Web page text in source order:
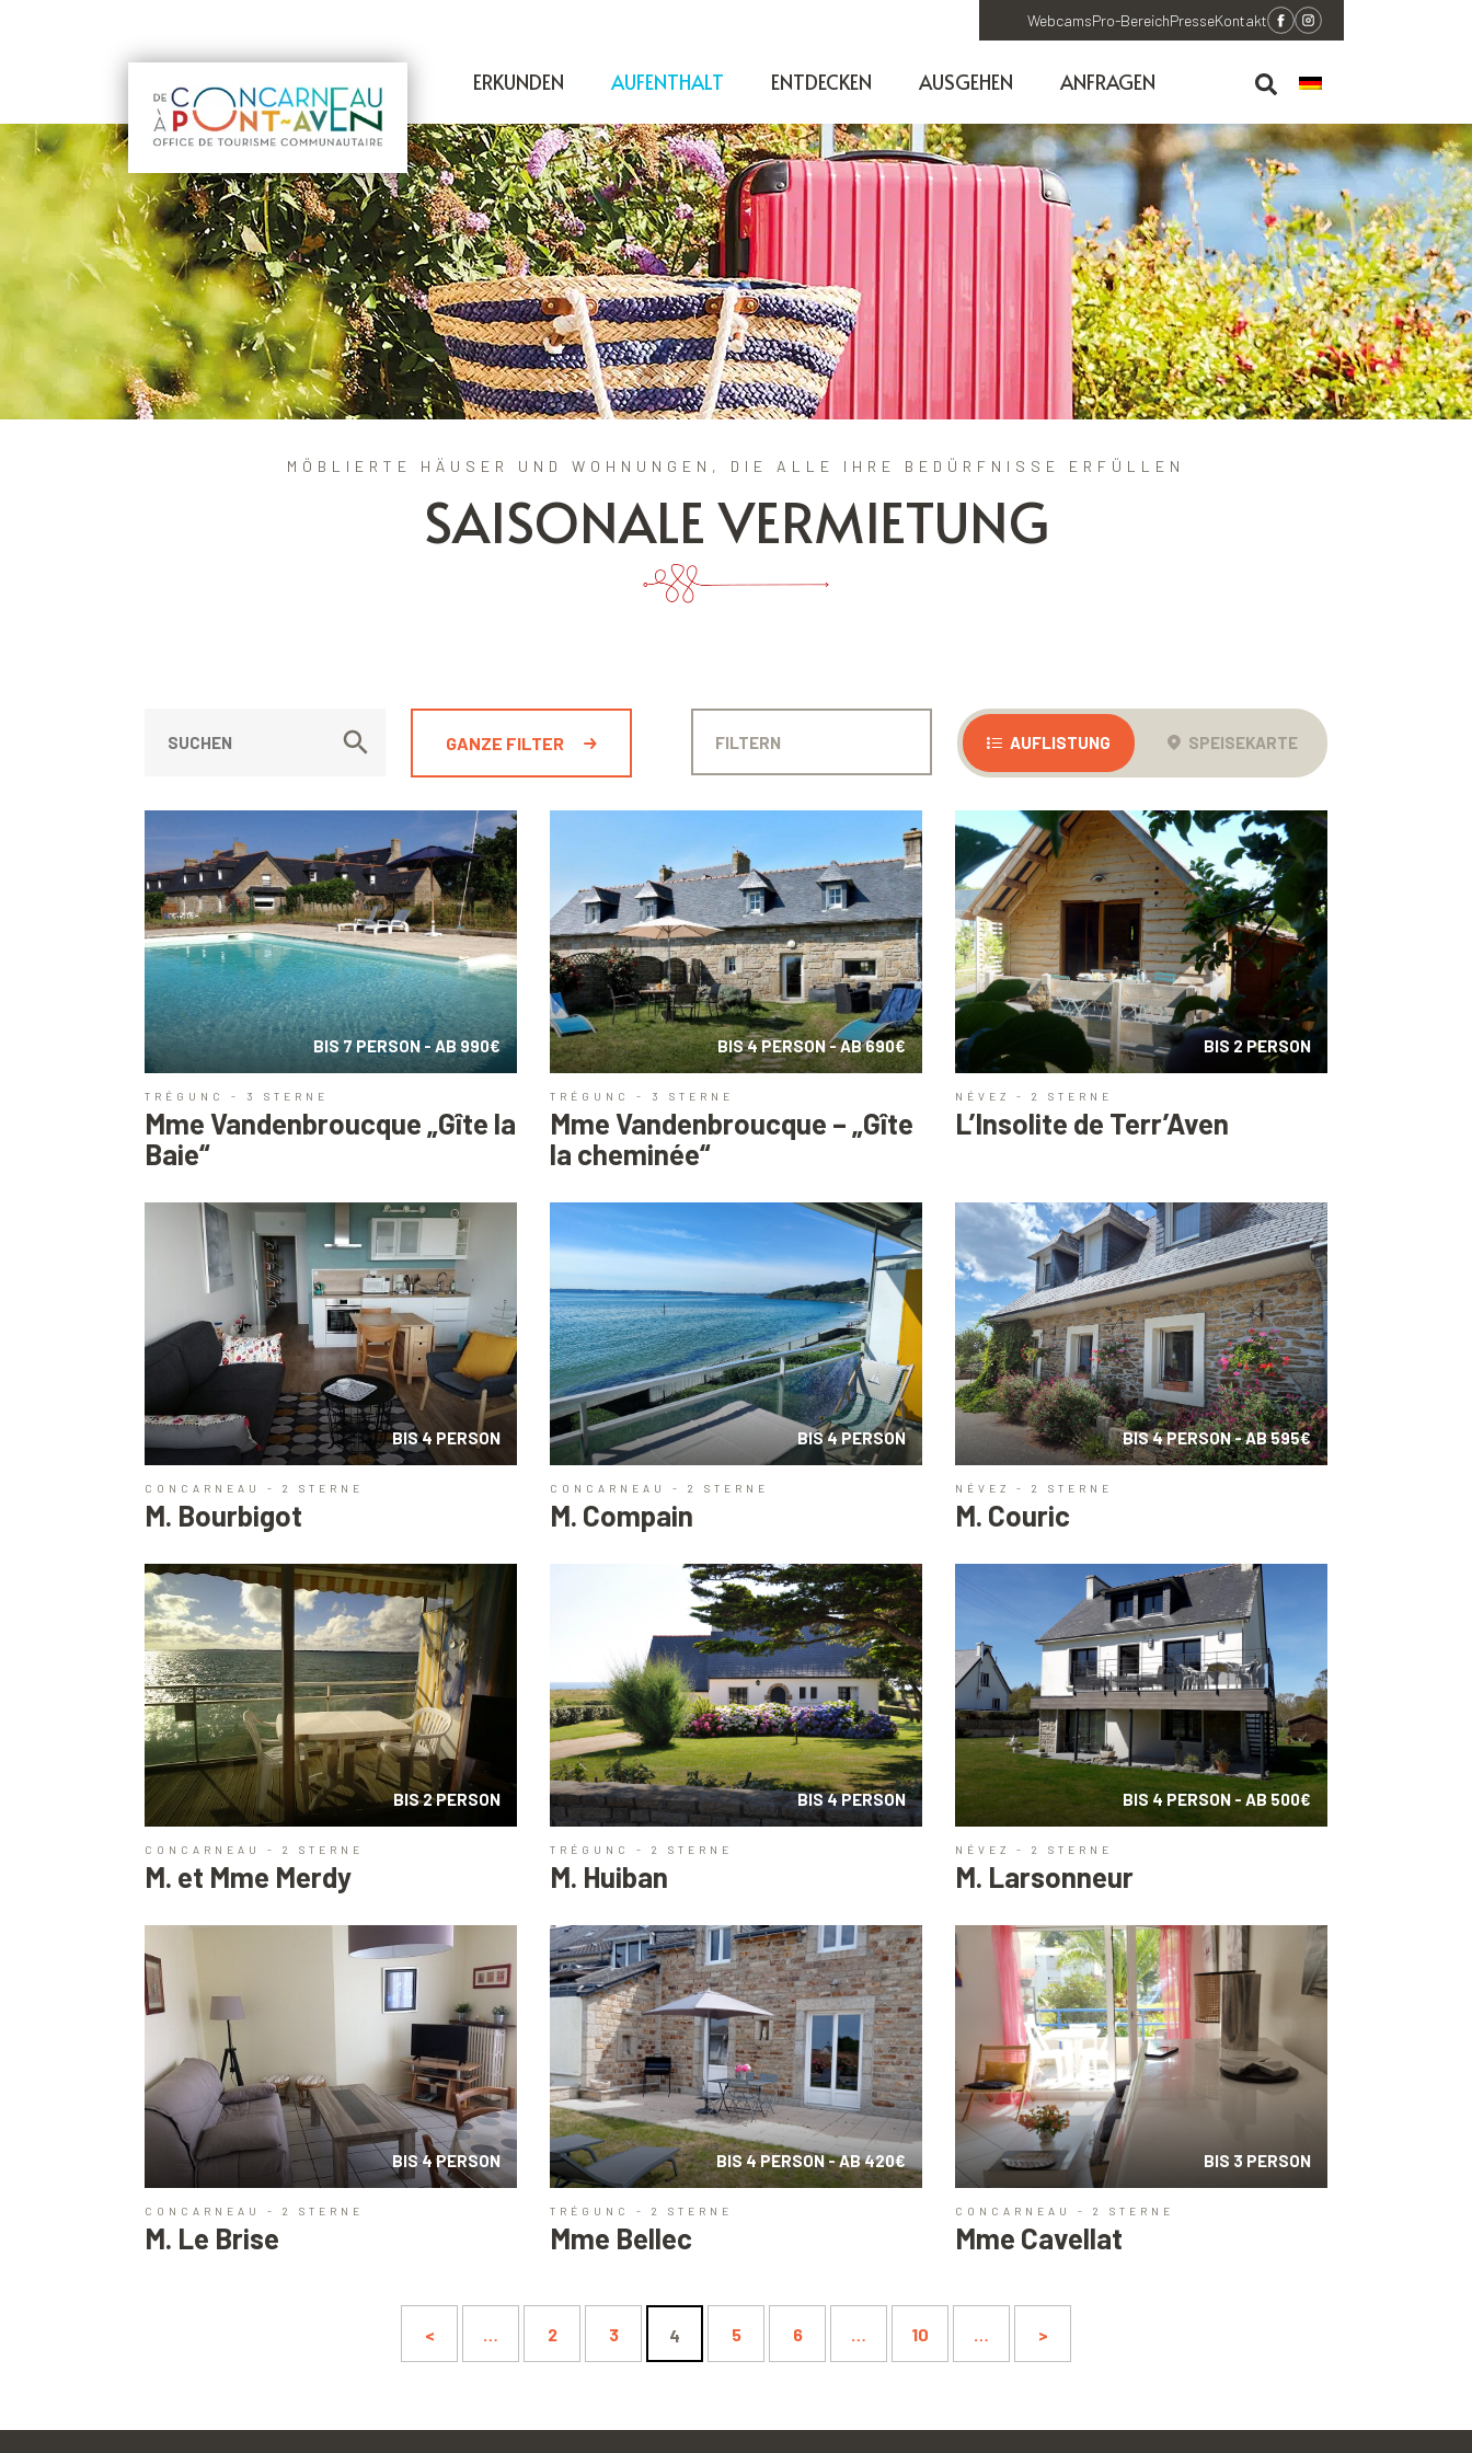
WebcamsPro-BereichPresseKontakt
ERKUNDEN AUFENTHALT ENTDECKEN AUSGEHEN ANFRAGEN
MÖBLIERTE HÄUSER UND WOHNUNGEN, DIE ALLE IHRE BEDÜRFNISSE ERFÜLLEN
SAISONALE VERMIETUNG
GANZE FILTER AUFLISTUNG SPEISEKARTE
BIS 7 PERSON - AB 990€
TRÉGUNC - 3 STERNE
Mme Vandenbroucque „Gîte la
Baie“
BIS 4 PERSON - AB 690€
TRÉGUNC - 3 STERNE
Mme Vandenbroucque – „Gîte
la cheminée“
BIS 2 PERSON
NÉVEZ - 2 STERNE
L’Insolite de Terr’Aven
BIS 4 PERSON
CONCARNEAU - 2 STERNE
M. Bourbigot
BIS 4 PERSON
CONCARNEAU - 2 STERNE
M. Compain
BIS 4 PERSON - AB 595€
NÉVEZ - 2 STERNE
M. Couric
BIS 2 PERSON
CONCARNEAU - 2 STERNE
M. et Mme Merdy
BIS 4 PERSON
TRÉGUNC - 2 STERNE
M. Huiban
BIS 4 PERSON - AB 500€
NÉVEZ - 2 STERNE
M. Larsonneur
BIS 4 PERSON
CONCARNEAU - 2 STERNE
M. Le Brise
BIS 4 PERSON - AB 420€
TRÉGUNC - 2 STERNE
Mme Bellec
BIS 3 PERSON
CONCARNEAU - 2 STERNE
Mme Cavellat
< 2 3 4 5 6 10 >